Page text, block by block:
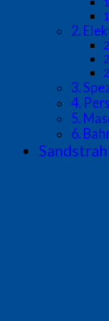
2.
3.
4.
5.
6.